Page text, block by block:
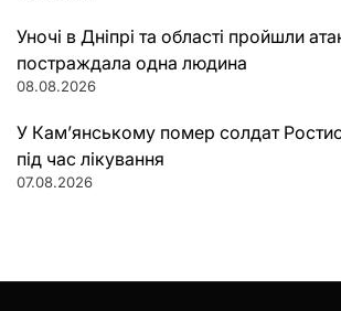
Уночі в Дніпрі та області пройшли
постраждала одна людина
08.08.2026
У Кам’янському помер солдат
під час лікування
07.08.2026